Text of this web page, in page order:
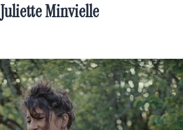
Juliette Minvielle